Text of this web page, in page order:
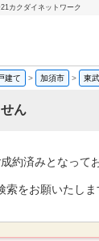
カクダイネットワーク
建て > 加須市 > 東
ん
約済みとなって
索をお願いたしま